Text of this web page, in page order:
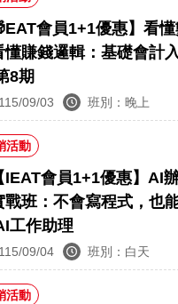
會員1+1優惠】看懂
懂賺錢邏輯：基礎會計
8期
115/09/03 班別：晚上
活動
IEAT會員1+1優惠】AI
戰班：不會寫程式，也
工作助理
115/09/04 班別：白天
活動